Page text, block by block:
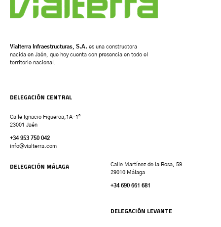
Vialterra Infraestructuras, S.A. es una constructora
nacida en Jaén, que hoy cuenta con presencia en todo el
territorio nacional.
DELEGACIÓN CENTRAL
Calle Ignacio Figueroa,1A-1º
23001 Jaén
+34 953 750 042
info@vialterra.com
DELEGACIÓN MÁLAGA
Calle Martínez de la Rosa, 59
29010 Málaga
+34 690 661 681
DELEGACIÓN LEVANTE